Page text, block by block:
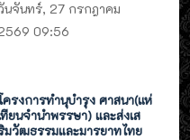
นจันทร์, 27 กรกฎาคม
09:56
ครงการทำนุบำรุง ศาสนา(แห่
ทียนจำนำพรรษา) และส่งเส
มวัฒธรรมและมารยาทไทย